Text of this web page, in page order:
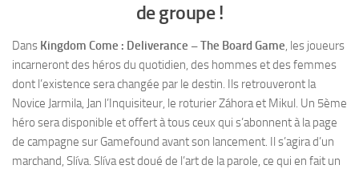
de groupe !
Dans Kingdom Come : Deliverance – The Board Game, les joueurs
incarneront des héros du quotidien, des hommes et des femmes
dont l’existence sera changée par le destin. Ils retrouveront la
Novice Jarmila, Jan l’Inquisiteur, le roturier Záhora et Mikul. Un 5ème
héro sera disponible et offert à tous ceux qui s’abonnent à la page
de campagne sur Gamefound avant son lancement. Il s’agira d’un
marchand, Slíva. Slíva est doué de l’art de la parole, ce qui en fait un